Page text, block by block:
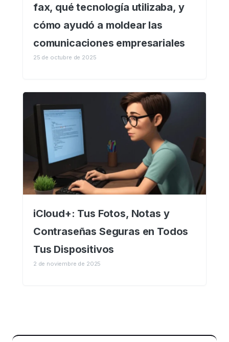
fax, qué tecnología utilizaba, y
cómo ayudó a moldear las
comunicaciones empresariales
25 de octubre de 2025
iCloud+: Tus Fotos, Notas y
Contraseñas Seguras en Todos
Tus Dispositivos
2 de noviembre de 2025